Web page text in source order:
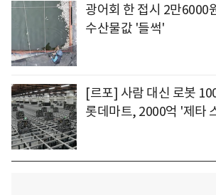
광어회 한 접시 2만
수산물값 '들썩'
[르포] 사람 대신 로봇
롯데마트, 2000억 '제타